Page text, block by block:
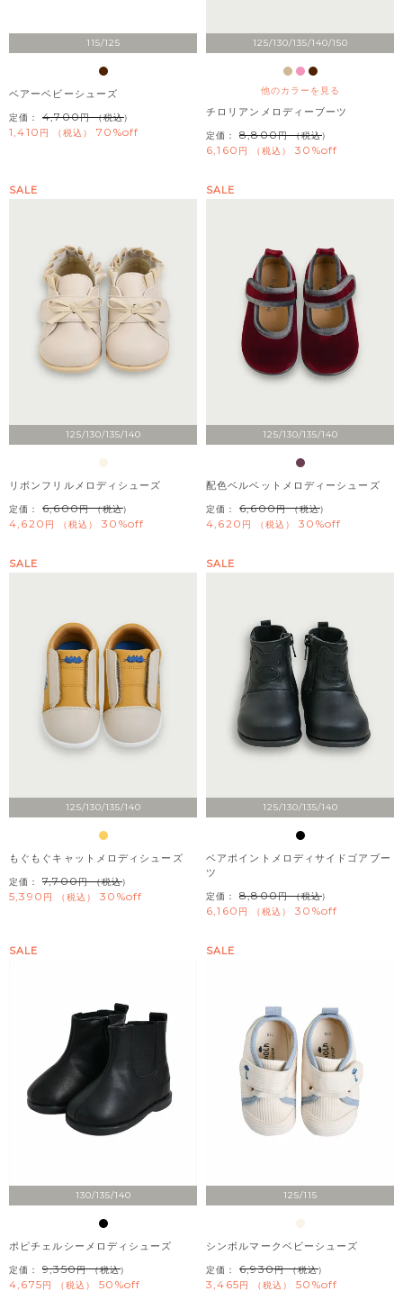
115/125
ベアーベビーシューズ
定価： 4,700 （税込）
1,410 税込 70%off
125/130/135/140/150
他のカラーを見る
チロリアンメロディーブーツ
定価： 8,800 （税込）
6,160 税込 30%off
125/130/135/140
SALE
リボンフリルメロディシューズ
定価： 6,600 （税込）
4,620 税込 30%off
125/130/135/140
SALE
配色ベルベットメロディーシューズ
定価： 6,600 （税込）
4,620 税込 30%off
125/130/135/140
SALE
もぐもぐキャットメロディシューズ
定価： 7,700 （税込）
5,390 税込 30%off
125/130/135/140
SALE
ベアポイントメロディサイドゴアブー
ツ
定価： 8,800 （税込）
6,160 税込 30%off
130/135/140
SALE
ポピチェルシーメロディシューズ
定価： 9,350 （税込）
4,675 税込 50%off
125/115
SALE
シンボルマークベビーシューズ
定価： 6,930 （税込）
3,465 税込 50%off